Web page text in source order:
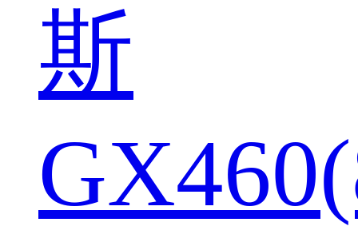
斯